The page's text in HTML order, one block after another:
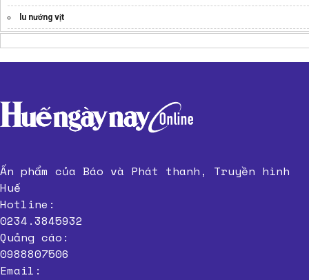
lu nướng vịt
Ấn phẩm của Báo và Phát thanh, Truyền hình
Huế
Hotline:
0234.3845932
Quảng cáo:
0988807506
Email: